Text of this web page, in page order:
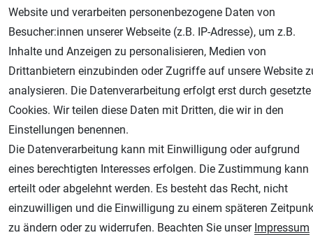
AGB Widerrufsrecht Datenschutz Impressum
Unsere weiteren Shops:
Airbrush-City
Fachhandel für: Airbrushpistolen, Kompressoren, Airbrushfarben
Modellbau-City
Modellbau Shop
Plotter-City
Website und verarbeiten personenbezogene Daten von
Besucher:innen unserer Webseite (z.B. IP-Adresse), um z.B.
Inhalte und Anzeigen zu personalisieren, Medien von
Drittanbietern einzubinden oder Zugriffe auf unsere Website
analysieren. Die Datenverarbeitung erfolgt erst durch gesetzte
Cookies. Wir teilen diese Daten mit Dritten, die wir in den
Einstellungen benennen.
Die Datenverarbeitung kann mit Einwilligung oder aufgrund
eines berechtigten Interesses erfolgen. Die Zustimmung kann
erteilt oder abgelehnt werden. Es besteht das Recht, nicht
einzuwilligen und die Einwilligung zu einem späteren
zu ändern oder zu widerrufen. Beachten Sie unser Impressum